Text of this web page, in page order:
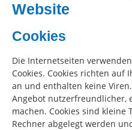
Website
Cookies
Die Internetseiten
Cookies. Cookies richten auf
an und enthalten keine
Angebot nutzerfreundlicher,
machen. Cookies sind kleine
Rechner abgelegt werden